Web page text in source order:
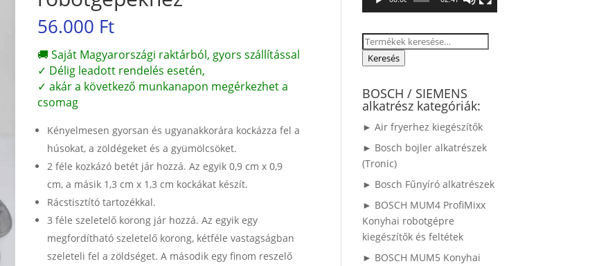
56.000 Ft
🚚 Saját Magyarországi raktárból, gyors szállítással
✓ Délig leadott rendelés esetén,
✓ akár a következő munkanapon megérkezhet a
csomag
Kényelmesen gyorsan és ugyanakkorára kockázza fel a
húsokat, a zöldégeket és a gyümölcsöket.
2 féle kozkázó betét jár hozzá. Az egyik 0,9 cm x 0,9
cm, a másik 1,3 cm x 1,3 cm kockákat készít.
Rácstisztító tartozékkal.
3 féle szeletelő korong jár hozzá. Az egyik egy
megfordítható szeletelő korong, kétféle vastagságban
szeleteli fel a zöldséget. A második egy finom reszelő
Keresés
Keresés
BOSCH / SIEMENS
alkatrész kategóriák:
► Air fryerhez kiegészítők
► Bosch bojler alkatrészek
(Tronic)
► Bosch Fűnyíró alkatrészek
► BOSCH MUM4 ProfiMixx
Konyhai robotgépre
kiegészítők és feltétek
► BOSCH MUM5 Konyhai